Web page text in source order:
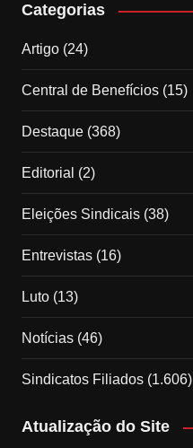
Categorias
Artigo(24)
Central de Benefícios(15)
Destaque(368)
Editorial (2)
Eleições Sindicais(38)
Entrevistas(16)
Luto(13)
Notícias(46)
Sindicatos Filiados(1.606)
Atualização do Site